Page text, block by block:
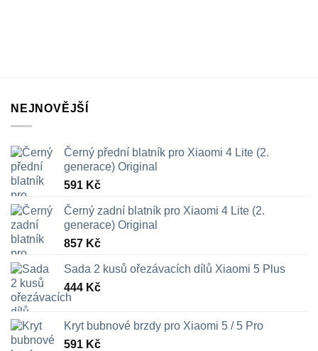
NEJNOVĚJŠÍ
Černý přední blatník pro Xiaomi 4 Lite (2.
generace) Original
591 Kč
Černý zadní blatník pro Xiaomi 4 Lite (2.
generace) Original
857 Kč
Sada 2 kusů ořezávacích dílů Xiaomi 5 Plus
444 Kč
Kryt bubnové brzdy pro Xiaomi 5 / 5 Pro
591 Kč